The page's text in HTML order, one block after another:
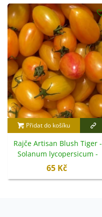
Přidat do košíku
Rajče Artisan Blush Tiger -
Solanum lycopersicum -
semena - 6 ks
65 Kč